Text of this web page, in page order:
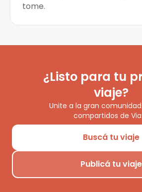
tome.
¿Listo para tu
viaje?
Unite a la gran
compartidos de
Buscá tu viaje
Publicá tu viaje